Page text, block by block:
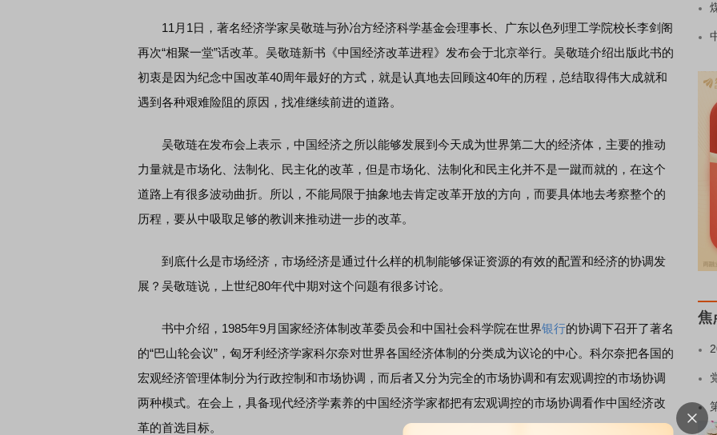
11月1日，著名经济学家吴敬琏与孙冶方经济科学基金会理事长、广东以色列理工学院校长李剑阁
再次“相聚一堂”话改革。吴敬琏新书《中国经济改革进程》发布会于北京举行。吴敬琏介绍出版此书的
初衷是因为纪念中国改革40周年最好的方式，就是认真地去回顾这40年的历程，总结取得伟大成就和
遇到各种艰难险阻的原因，找准继续前进的道路。
吴敬琏在发布会上表示，中国经济之所以能够发展到今天成为世界第二大的经济体，主要的推动
力量就是市场化、法制化、民主化的改革，但是市场化、法制化和民主化并不是一蹴而就的，在这个
道路上有很多波动曲折。所以，不能局限于抽象地去肯定改革开放的方向，而要具体地去考察整个的
历程，要从中吸取足够的教训来推动进一步的改革。
到底什么是市场经济，市场经济是通过什么样的机制能够保证资源的有效的配置和经济的协调发
展？吴敬琏说，上世纪80年代中期对这个问题有很多讨论。
书中介绍，1985年9月国家经济体制改革委员会和中国社会科学院在世界银行的协调下召开了著名
的“巴山轮会议”，匈牙利经济学家科尔奈对世界各国经济体制的分类成为议论的中心。科尔奈把各国的
宏观经济管理体制分为行政控制和市场协调，而后者又分为完全的市场协调和有宏观调控的市场协调
两种模式。在会上，具备现代经济学素养的中国经济学家都把有宏观调控的市场协调看作中国经济改
革的首选目标。
焦